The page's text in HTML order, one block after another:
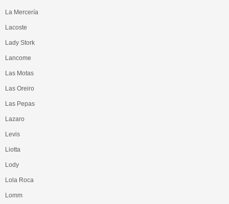
La Mercería
Lacoste
Lady Stork
Lancome
Las Motas
Las Oreiro
Las Pepas
Lazaro
Levis
Liotta
Lody
Lola Roca
Lomm